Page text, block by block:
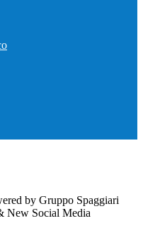
by Gruppo Spaggiari
New Social Media